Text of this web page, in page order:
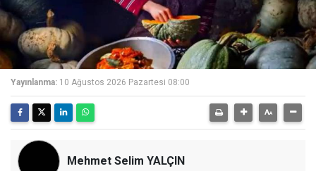
Yayınlanma: 10 Ağustos 2026 Pazartesi 08:00
Mehmet Selim YALÇIN